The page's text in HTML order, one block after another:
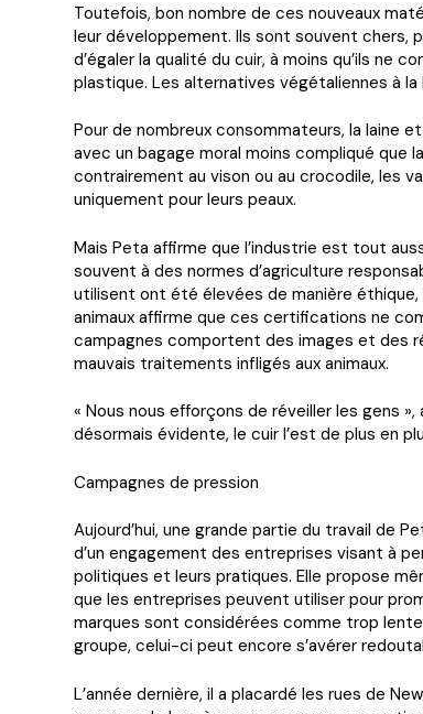
Toutefois, bon nombre de ces nouveaux
leur développement. Ils sont souvent
d’égaler la qualité du cuir, à moins qu’ils ne
plastique. Les alternatives végétaliennes à
Pour de nombreux consommateurs, la laine
avec un bagage moral moins compliqué que
contrairement au vison ou au crocodile, les
uniquement pour leurs peaux.
Mais Peta affirme que l’industrie est tout
souvent à des normes d’agriculture
utilisent ont été élevées de manière
animaux affirme que ces certifications ne
campagnes comportent des images et des
mauvais traitements infligés aux animaux.
« Nous nous efforçons de réveiller les gens »,
désormais évidente, le cuir l’est de plus en
Campagnes de pression
Aujourd’hui, une grande partie du travail de
d’un engagement des entreprises visant à
politiques et leurs pratiques. Elle propose
que les entreprises peuvent utiliser pour
marques sont considérées comme trop
groupe, celui-ci peut encore s’avérer
L’année dernière, il a placardé les rues de